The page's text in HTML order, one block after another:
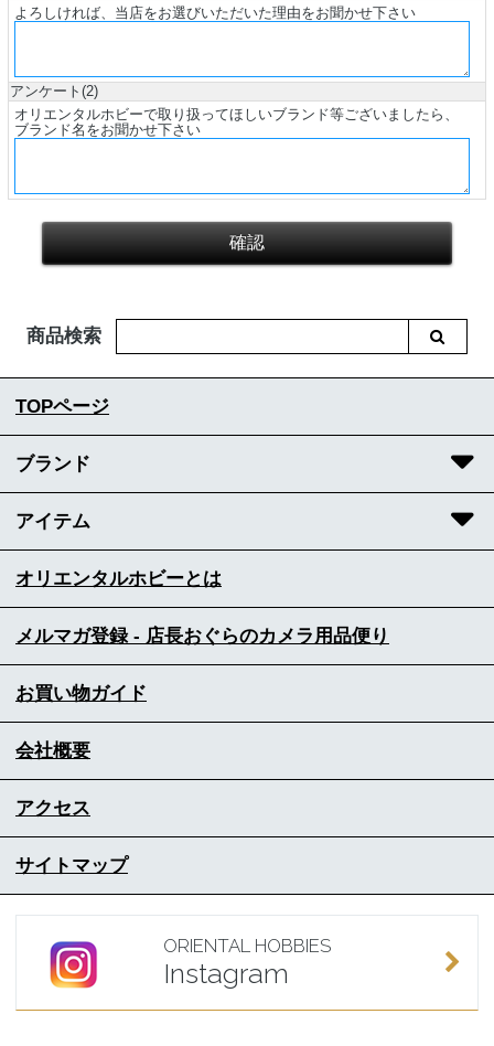
よろしければ、当店をお選びいただいた理由をお聞かせ下さい
アンケート(2)
オリエンタルホビーで取り扱ってほしいブランド等ございましたら、
ブランド名をお聞かせ下さい
商品検索
TOPページ
ブランド
アイテム
オリエンタルホビーとは
メルマガ登録 - 店長おぐらのカメラ用品便り
お買い物ガイド
会社概要
アクセス
サイトマップ
ORIENTAL HOBBIES
Instagram